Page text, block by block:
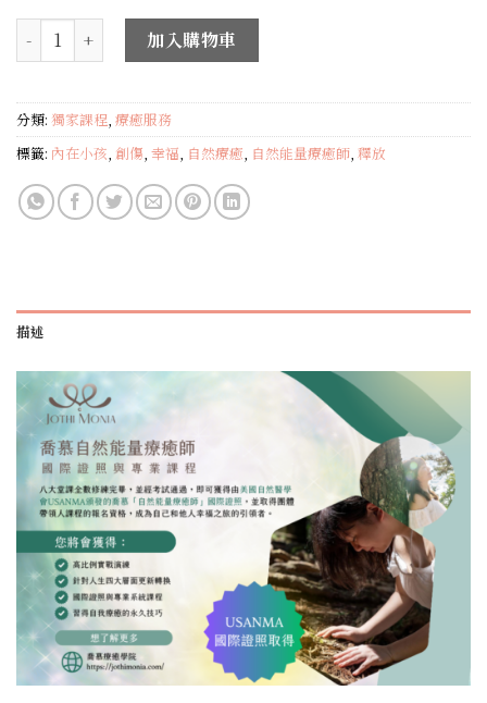
把內在小孩愛回來｜自然能量療癒師培訓 數量
加入購物車
分類: 獨家課程 療癒服務
標籤: 內在小孩 創傷 幸福 自然療癒 自然能量療癒師 釋放
描述